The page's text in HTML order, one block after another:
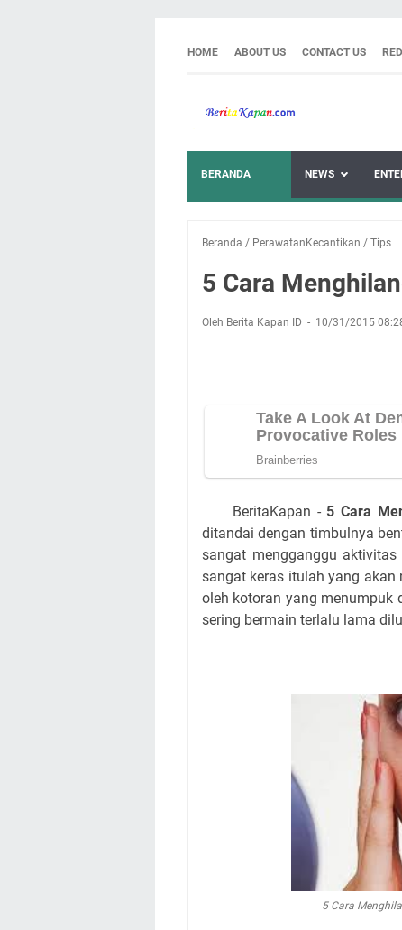
HOME ABOUT US CONTACT US
BERANDA NEWS
Beranda / PerawatanKecantikan / Tips
5 Cara
Oleh Berita Kapan ID 10/31/2015
BeritaKapan - 5 Cara
ditandai dengan timbulnya
sangat mengganggu
sangat keras itulah yang
oleh kotoran yang menumpuk
sering bermain terlalu lama
5 Cara